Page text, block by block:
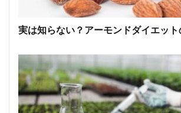
実は知らない？アーモンドダイエッ